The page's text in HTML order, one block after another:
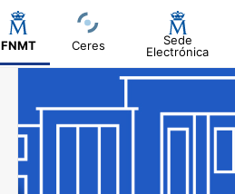
FNMT Ceres
Sede
Electrónica